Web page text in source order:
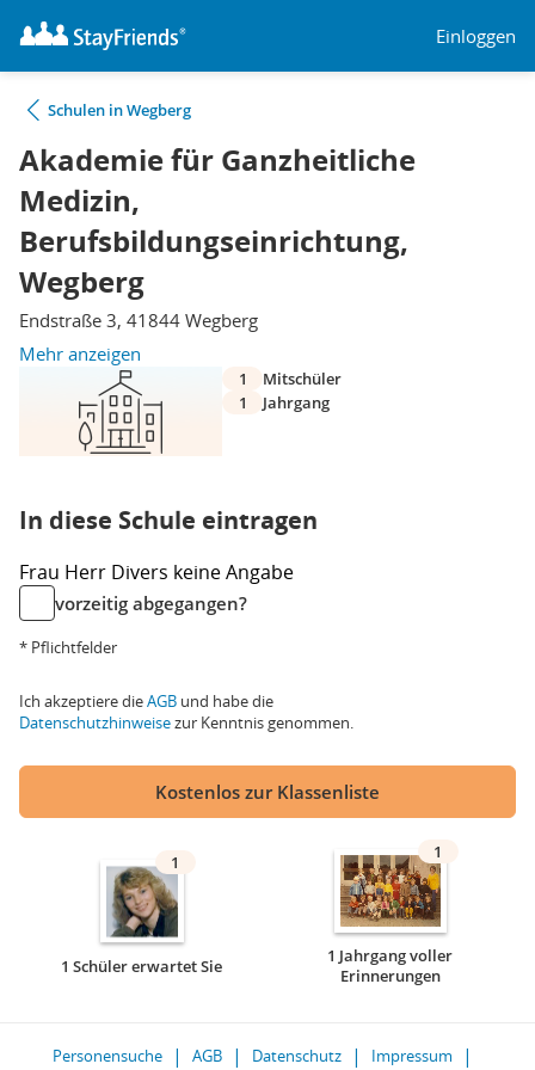
Einloggen
Schulen in Wegberg
Akademie für Ganzheitliche
Medizin,
Berufsbildungseinrichtung,
Wegberg
Endstraße 3, 41844 Wegberg
Mehr anzeigen
1
Mitschüler
1
Jahrgang
In diese Schule eintragen
Frau Herr Divers keine Angabe
vorzeitig abgegangen?
* Pflichtfelder
Ich akzeptiere dieAGB und habe die
Datenschutzhinweisezur Kenntnis genommen.
Kostenlos zur Klassenliste
1
1 Schüler erwartet Sie
1
1 Jahrgang voller
Erinnerungen
Personensuche AGB Datenschutz Impressum